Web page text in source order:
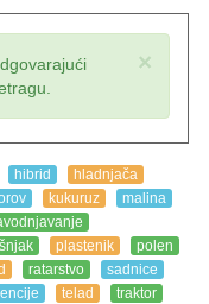
×
hibrid
hladnjača
kukuruz
malina
plastenik
polen
ratarstvo
sadnice
telad
traktor